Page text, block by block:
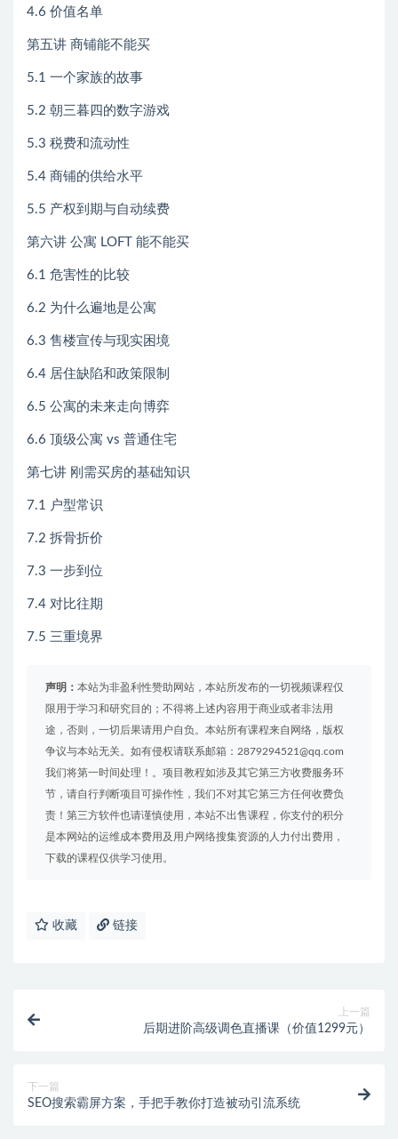
4.6 价值名单
第五讲 商铺能不能买
5.1 一个家族的故事
5.2 朝三暮四的数字游戏
5.3 税费和流动性
5.4 商铺的供给水平
5.5 产权到期与自动续费
第六讲 公寓 LOFT 能不能买
6.1 危害性的比较
6.2 为什么遍地是公寓
6.3 售楼宣传与现实困境
6.4 居住缺陷和政策限制
6.5 公寓的未来走向博弈
6.6 顶级公寓 vs 普通住宅
第七讲 刚需买房的基础知识
7.1 户型常识
7.2 拆骨折价
7.3 一步到位
7.4 对比往期
7.5 三重境界
声明： 本站为非盈利性赞助网站，本站所发布的一切视频课程仅
限用于学习和研究目的；不得将上述内容用于商业或者非法用
途，否则，一切后果请用户自负。本站所有课程来自网络，版权
争议与本站无关。如有侵权请联系邮箱：2879294521@qq.com
我们将第一时间处理！。项目教程如涉及其它第三方收费服务环
节，请自行判断项目可操作性，我们不对其它第三方任何收费负
责！第三方软件也请谨慎使用，本站不出售课程，你支付的积分
是本网站的运维成本费用及用户网络搜集资源的人力付出费用，
下载的课程仅供学习使用。
收藏 链接
上一篇
后期进阶高级调色直播课（价值1299元）
下一篇
SEO搜索霸屏方案，手把手教你打造被动引流系统